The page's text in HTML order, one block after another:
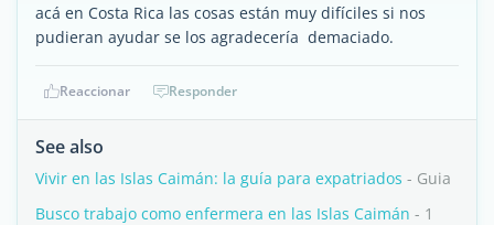
acá en Costa Rica las cosas están muy difíciles si nos
pudieran ayudar se los agradecería demaciado.
Reaccionar Responder
See also
Vivir en las Islas Caimán: la guía para expatriados - Guia
Busco trabajo como enfermera en las Islas Caimán - 1